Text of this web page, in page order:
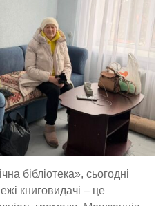
бібліотека», сьогодні
книговидачі – це